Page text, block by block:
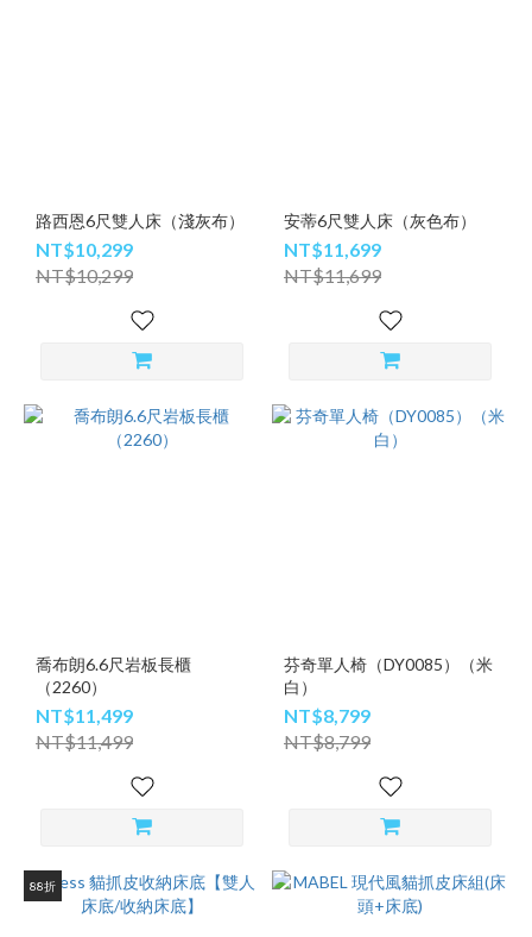
路西恩6尺雙人床（淺灰布）
NT$10,299
NT$10,299
安蒂6尺雙人床（灰色布）
NT$11,699
NT$11,699
喬布朗6.6尺岩板長櫃
（2260）
NT$11,499
NT$11,499
芬奇單人椅（DY0085）（米
白）
NT$8,799
NT$8,799
88折